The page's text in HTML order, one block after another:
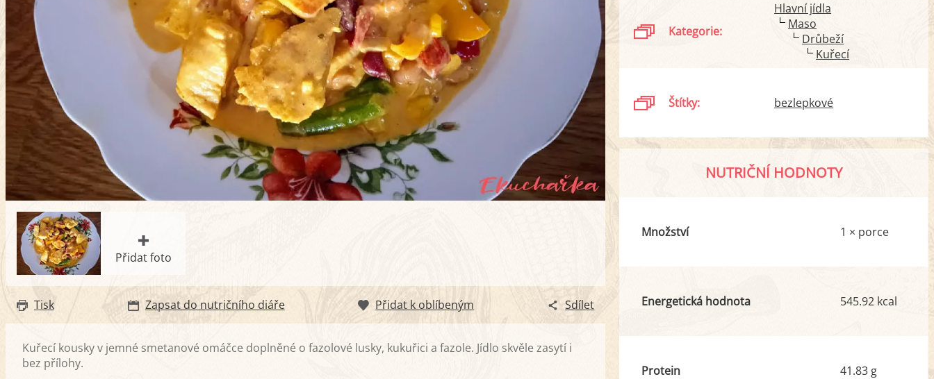
Přidat foto
Tisk Zapsat do nutričního diáře Přidat k oblíbeným Sdílet
Kuřecí kousky v jemné smetanové omáčce doplněné o fazolové lusky, kukuřici a fazole. Jídlo skvěle zasytí i
bez přílohy.
Kategorie:
Hlavní jídla
Maso
Drůbeží
Kuřecí
Štítky: bezlepkové
NUTRIČNÍ HODNOTY
Množství 1 × porce
Energetická hodnota 545.92 kcal
Protein 41.83 g